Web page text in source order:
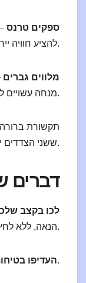
ספקים טרנס
להציע חוויה ייחודית ומרגשת.
מלווים גברים
מנחה עשויים למצוא אפשרות זו אטרקטיבית.
תקשורת ברורה
ששני הצדדים ירגישו בנוח ומכובד.
דברים
לכו בקצב
הנאה, ללא לחץ למהר.
העדיפו– ודאו שהגנה תמיד קיימת.